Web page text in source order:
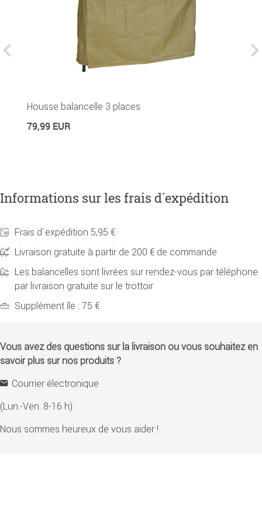
Housse balancelle 3 places
79,99 EUR
Informations sur les frais d´expédition
Frais d´expédition 5,95 €
Livraison gratuite à partir de 200 € de commande
Les balancelles sont livrées sur rendez-vous par téléphone
par livraison gratuite sur le trottoir
Supplément île : 75 €
Vous avez des questions sur la livraison ou vous souhaitez en
savoir plus sur nos produits ?
Courrier électronique
(Lun.-Ven. 8-16 h)
Nous sommes heureux de vous aider !